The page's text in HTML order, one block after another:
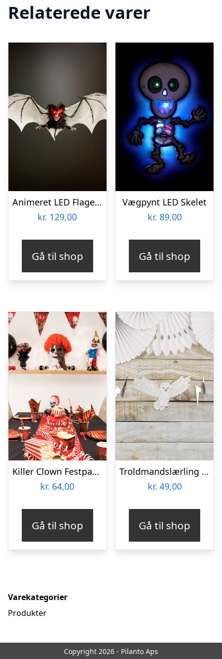
Relaterede varer
Animeret LED Flagermus
kr. 129,00
Gå til shop
Vægpynt LED Skelet
kr. 89,00
Gå til shop
Killer Clown Festpakke
kr. 64,00
Gå til shop
Troldmandslærling Guirlande
kr. 49,00
Gå til shop
Varekategorier
Produkter
Copyright 2026 - Pilanto Aps